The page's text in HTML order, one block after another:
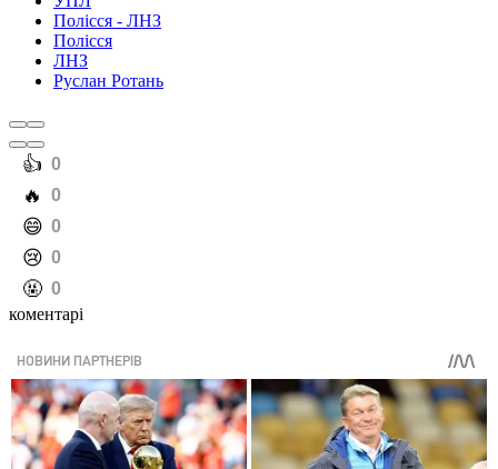
Полісся - ЛНЗ
Полісся
ЛНЗ
Руслан Ротань
️👍 0
️🔥 0
️😄 0
️😢 0
️🤬 0
коментарі